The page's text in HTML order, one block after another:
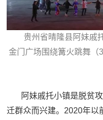
贵州省晴隆县阿妹戚
金门广场围绕篝火跳舞（
阿妹戚托小镇是脱贫
迁群众而兴建。2020年以